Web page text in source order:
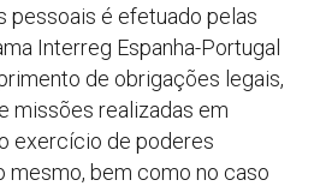
pessoais é efetuado pelas
Interreg Espanha-Portugal
de obrigações legais,
missões realizadas em
exercício de poderes
bem como no caso